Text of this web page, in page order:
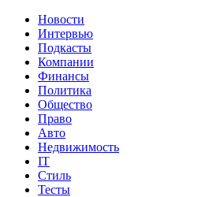
Новости
Интервью
Подкасты
Компании
Финансы
Политика
Общество
Право
Авто
Недвижимость
IT
Стиль
Тесты